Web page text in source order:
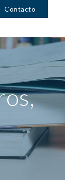
Contacto